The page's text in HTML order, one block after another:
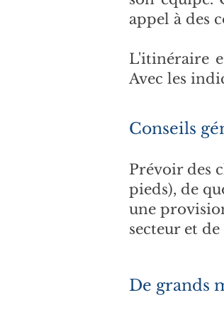
appel à des
L'itinéraire
Avec les
Conseils
Prévoir des
pieds), de
une
secteur et
De grands